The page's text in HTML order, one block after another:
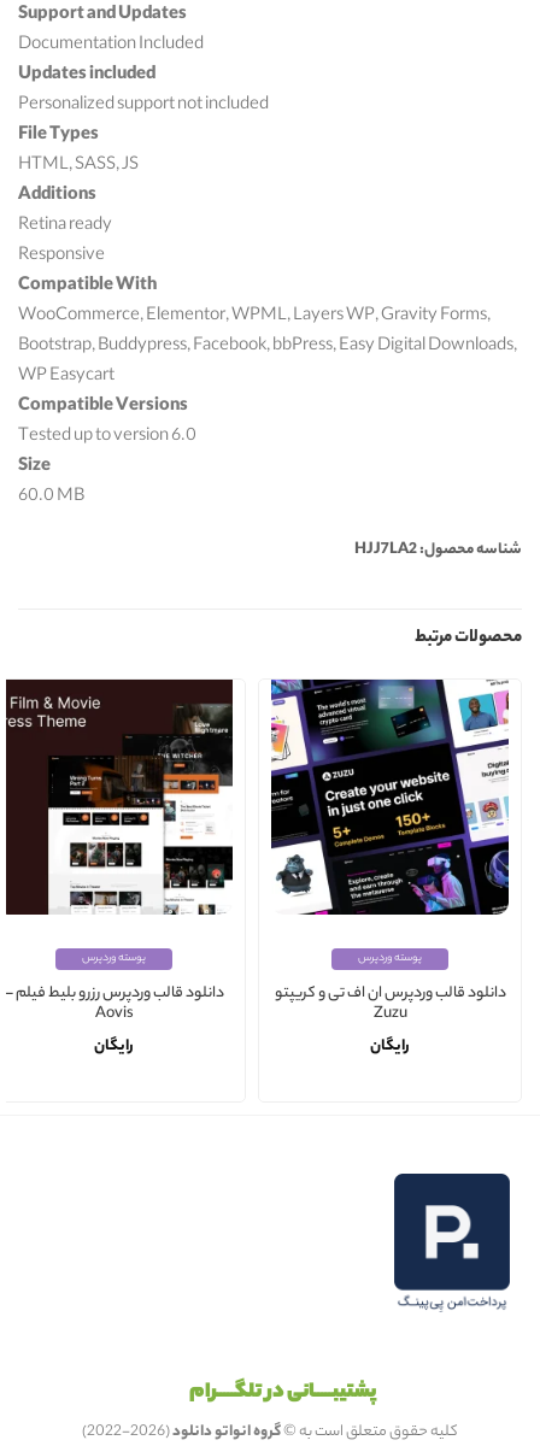
Support and Updates
Documentation Included
Updates included
Personalized support not included
File Types
HTML, SASS, JS
Additions
Retina ready
Responsive
Compatible With
WooCommerce, Elementor, WPML, Layers WP, Gravity Forms,
Bootstrap, Buddypress, Facebook, bbPress, Easy Digital Downloads,
WP Easycart
Compatible Versions
Tested up to version 6.0
Size
60.0 MB
شناسه محصول: HJJ7LA2
محصولات مرتبط
پوسته وردپرس
دانلود قالب وردپرس ان اف تی و کریپتو
Zuzu
رایگان
پوسته وردپرس
دانلود قالب وردپرس رزرو بلیط فیلم –
Aovis
رایگان
پشتیبـــــانی در تلگـــــرام
کلیه حقوق متعلق است به ©گروه انواتو دانلود(2026-2022)